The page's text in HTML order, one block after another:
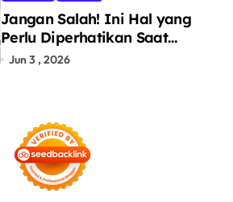
Jangan Salah! Ini Hal yang
Perlu Diperhatikan Saat
Pasang Big Slab
Jun 3 , 2026